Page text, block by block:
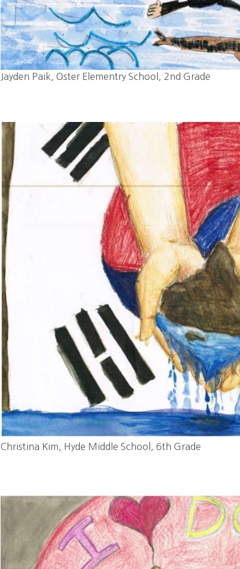
Jayden Paik, Oster Elementry School, 2nd Grade
Christina Kim, Hyde Middle School, 6th Grade